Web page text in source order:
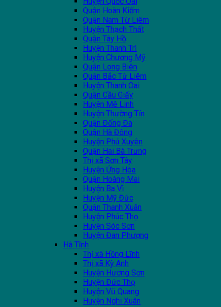
Quận Hoàn Kiếm
Quận Nam Từ Liêm
Huyện Thạch Thất
Quận Tây Hồ
Huyện Thanh Trì
Huyện Chương Mỹ
Quận Long Biên
Quận Bắc Từ Liêm
Huyện Thanh Oai
Quận Cầu Giấy
Huyện Mê Linh
Huyện Thường Tín
Quận Đống Đa
Quận Hà Đông
Huyện Phú Xuyên
Quận Hai Bà Trưng
Thị xã Sơn Tây
Huyện Ứng Hòa
Quận Hoàng Mai
Huyện Ba Vì
Huyện Mỹ Đức
Quận Thanh Xuân
Huyện Phúc Thọ
Huyện Sóc Sơn
Huyện Đan Phượng
Hà Tĩnh
Thị xã Hồng Lĩnh
Thị xã Kỳ Anh
Huyện Hương Sơn
Huyện Đức Thọ
Huyện Vũ Quang
Huyện Nghi Xuân